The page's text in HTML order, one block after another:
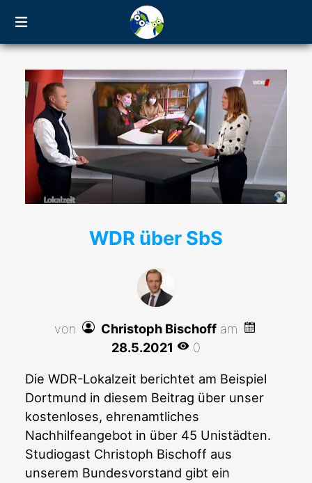
WDR über SbS
von Christoph Bischoff am
28.5.2021
0
Die WDR-Lokalzeit berichtet am Beispiel
Dortmund in diesem Beitrag über unser
kostenloses, ehrenamtliches
Nachhilfeangebot in über 45 Unistädten.
Studiogast Christoph Bischoff aus
unserem Bundesvorstand gibt ein